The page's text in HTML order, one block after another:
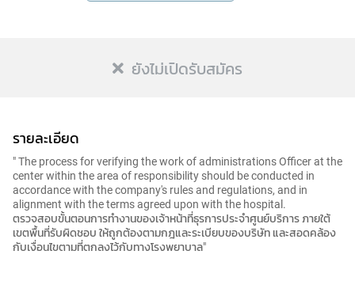
ยังไม่เปิดรับสมัคร
รายละเอียด
" The process for verifying the work of administrations Officer at the
center within the area of responsibility should be conducted in
accordance with the company's rules and regulations, and in
alignment with the terms agreed upon with the hospital.
ตรวจสอบขั้นตอนการทำงานของเจ้าหน้าที่ธุรการประจำศูนย์บริการ ภายใต้
เขตพื้นที่รับผิดชอบ ให้ถูกต้องตามกฎและระเบียบของบริษัท และสอดคล้อง
กับเงื่อนไขตามที่ตกลงไว้กับทางโรงพยาบาล"